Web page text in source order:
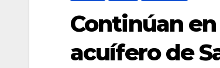
Continúan
acuífero de